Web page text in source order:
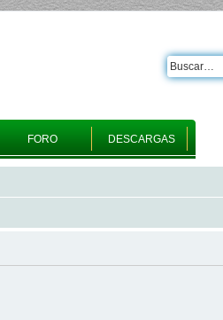
FORO DESCARGAS